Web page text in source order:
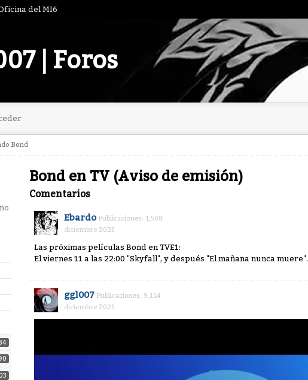
del MI6
| Foros
Bond
Bond en TV (Aviso de emisión)
Comentarios
Ebardo Publicaciones: 1,508
diciembre 2025
Las próximas películas Bond en TVE1:
El viernes 11 a las 22:00 "Skyfall", y después "El mañana nunca muere".
ggl007 Publicaciones: 9,114
diciembre 2025